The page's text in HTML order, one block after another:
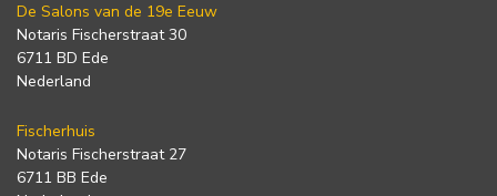
De Salons van de 19e Eeuw
Notaris Fischerstraat 30
6711 BD Ede
Nederland
Fischerhuis
Notaris Fischerstraat 27
6711 BB Ede